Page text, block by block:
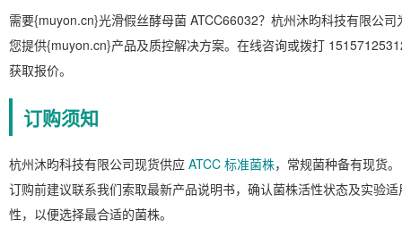
需要{muyon.cn}光滑假丝酵母菌 ATCC66032？杭州沐昀科技有限公司
您提供{muyon.cn}产品及质控解决方案。在线咨询或拨打
获取报价。
订购须知
杭州沐昀科技有限公司现货供应 ATCC 标准菌株，常规菌种备有现货。
订购前建议联系我们索取最新产品说明书，确认菌株活性状态及实验适
性，以便选择最合适的菌株。